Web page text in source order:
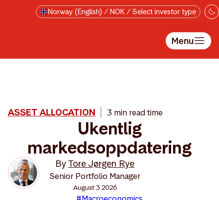
Skip to main contentNorway (English) / NOK / Select investor type
Menu
ASSET ALLOCATION 3 min read time
Ukentlig
markedsoppdatering
By Tore Jørgen Rye
Senior Portfolio Manager
August 3 2026